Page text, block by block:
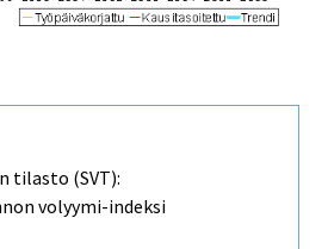
tilasto (SVT):
volyymi-indeksi